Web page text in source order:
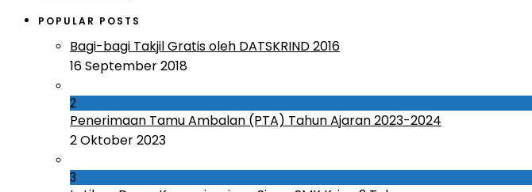
POPULAR POSTS
Bagi-bagi Takjil Gratis oleh DATSKRIND 2016
16 September 2018
2
Penerimaan Tamu Ambalan (PTA) Tahun Ajaran 2023-2024
2 Oktober 2023
3